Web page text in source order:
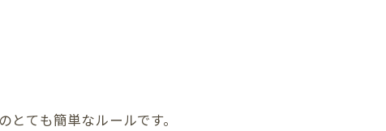
ても簡単なルールです。